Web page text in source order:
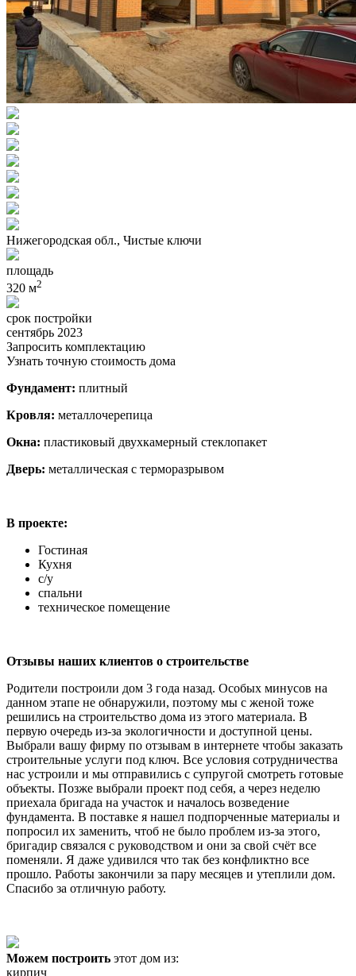
Нижегородская обл., Чистые ключи
площадь
320 м2
срок постройки
сентябрь 2023
Запросить комплектацию
Узнать точную стоимость дома
Фундамент: плитный
Кровля: металлочерепица
Окна: пластиковый двухкамерный стеклопакет
Дверь: металлическая с терморазрывом
В проекте:
Гостиная
Кухня
с/у
спальни
техническое помещение
Отзывы наших клиентов о строительстве
Родители построили дом 3 года назад. Особых минусов на
данном этапе не обнаружили, поэтому мы с женой тоже
решились на строительство дома из этого материала. В
первую очередь из-за экологичности и доступной цены.
Выбрали вашу фирму по отзывам в интернете чтобы заказать
строительные услуги под ключ. Все условия сотрудничества
нас устроили и мы отправились с супругой смотреть готовые
объекты. Позже выбрали проект под себя, а через неделю
приехала бригада на участок и началось возведение
фундамента. В поставке я нашел подпорченные материалы и
попросил их заменить, чтоб не было проблем из-за этого,
бригадир связался с руководством и они за свой счёт все
поменяли. Я даже удивился что так без конфликтно все
прошло. Работы закончили за пару месяцев и утеплили дом.
Спасибо за отличную работу.
Можем построить этот дом из:
кирпич